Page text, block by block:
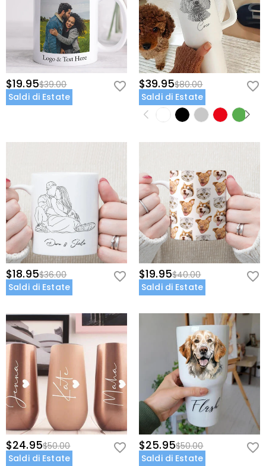
$19.95$39.00
Saldi di Estate
$39.95$80.00
Saldi di Estate
$18.95$36.00
Saldi di Estate
$19.95$40.00
Saldi di Estate
$24.95$50.00
Saldi di Estate
$25.95$50.00
Saldi di Estate